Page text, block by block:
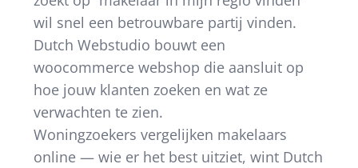
wil snel een betrouwbare partij vinden.
Dutch Webstudio bouwt een
woocommerce webshop die aansluit op
hoe jouw klanten zoeken en wat ze
verwachten te zien.
Woningzoekers vergelijken makelaars
online — wie er het best uitziet, wint Dutch